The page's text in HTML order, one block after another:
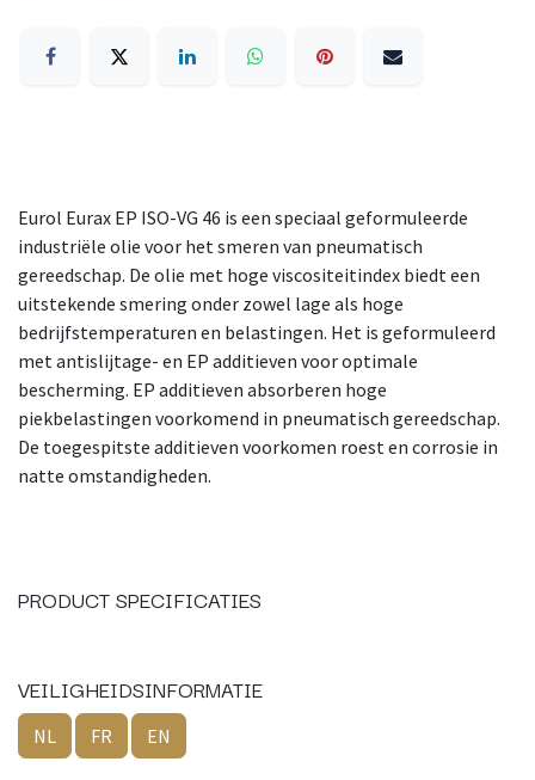
Eurol Eurax EP ISO-VG 46 is een speciaal geformuleerde
industriële olie voor het smeren van pneumatisch
gereedschap. De olie met hoge viscositeitindex biedt een
uitstekende smering onder zowel lage als hoge
bedrijfstemperaturen en belastingen. Het is geformuleerd
met antislijtage- en EP additieven voor optimale
bescherming. EP additieven absorberen hoge
piekbelastingen voorkomend in pneumatisch gereedschap.
De toegespitste additieven voorkomen roest en corrosie in
natte omstandigheden.
PRODUCT SPECIFICATIES
VEILIGHEIDSINFORMATIE
NL FR EN